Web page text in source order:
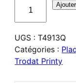
de
texte
pour
UGS :T4913Q
Catégories :
Trodat Printy